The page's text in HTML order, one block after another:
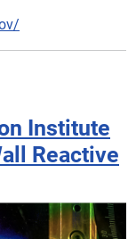
Institute
Reactive